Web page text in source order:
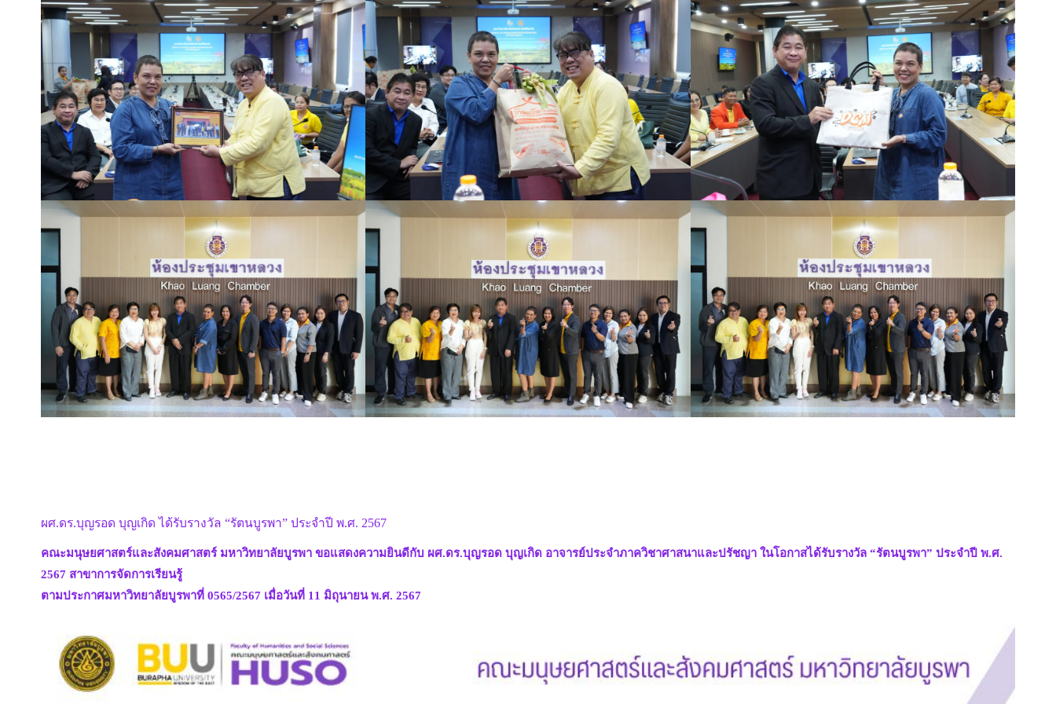
ผศ.ดร.บุญรอด บุญเกิด ได้รับรางวัล “รัตนบูรพา” ประจำปี พ.ศ. 2567
คณะมนุษยศาสตร์และสังคมศาสตร์ มหาวิทยาลัยบูรพา ขอแสดงความยินดีกับ ผศ.ดร.บุญรอด บุญเกิด อาจารย์ประจำภาควิชาศาสนาและปรัชญา ในโอกาสได้รับรางวัล “รัตนบูรพา” ประจำปี พ.ศ.
2567 สาขาการจัดการเรียนรู้
ตามประกาศมหาวิทยาลัยบูรพาที่ 0565/2567 เมื่อวันที่ 11 มิถุนายน พ.ศ. 2567